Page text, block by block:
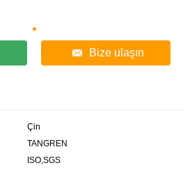
Bize ulaşın
Çin
TANGREN
ISO,SGS